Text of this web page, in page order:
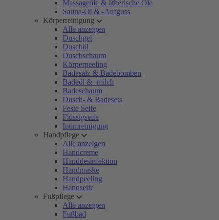
Massageöle & ätherische Öle
Sauna-Öl & -Aufguss
Körperreinigung
Alle anzeigen
Duschgel
Duschöl
Duschschaum
Körperpeeling
Badesalz & Badebomben
Badeöl & -milch
Badeschaum
Dusch- & Badesets
Feste Seife
Flüssigseife
Intimreinigung
Handpflege
Alle anzeigen
Handcreme
Handdesinfektion
Handmaske
Handpeeling
Handseife
Fußpflege
Alle anzeigen
Fußbad